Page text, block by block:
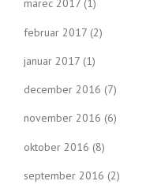
marec 2017 (1)
februar 2017 (2)
januar 2017 (1)
december 2016 (7)
november 2016 (6)
oktober 2016 (8)
september 2016 (2)